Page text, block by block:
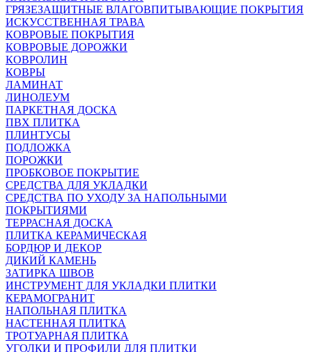
ГРЯЗЕЗАЩИТНЫЕ ВЛАГОВПИТЫВАЮЩИЕ ПОКРЫТИЯ
ИСКУССТВЕННАЯ ТРАВА
КОВРОВЫЕ ПОКРЫТИЯ
КОВРОВЫЕ ДОРОЖКИ
КОВРОЛИН
КОВРЫ
ЛАМИНАТ
ЛИНОЛЕУМ
ПАРКЕТНАЯ ДОСКА
ПВХ ПЛИТКА
ПЛИНТУСЫ
ПОДЛОЖКА
ПОРОЖКИ
ПРОБКОВОЕ ПОКРЫТИЕ
СРЕДСТВА ДЛЯ УКЛАДКИ
СРЕДСТВА ПО УХОДУ ЗА НАПОЛЬНЫМИ
ПОКРЫТИЯМИ
ТЕРРАСНАЯ ДОСКА
ПЛИТКА КЕРАМИЧЕСКАЯ
БОРДЮР И ДЕКОР
ДИКИЙ КАМЕНЬ
ЗАТИРКА ШВОВ
ИНСТРУМЕНТ ДЛЯ УКЛАДКИ ПЛИТКИ
КЕРАМОГРАНИТ
НАПОЛЬНАЯ ПЛИТКА
НАСТЕННАЯ ПЛИТКА
ТРОТУАРНАЯ ПЛИТКА
УГОЛКИ И ПРОФИЛИ ДЛЯ ПЛИТКИ